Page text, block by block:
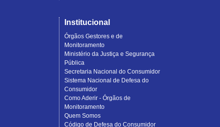
Institucional
Órgãos Gestores e de
Monitoramento
Ministério da Justiça e Segurança
Pública
Secretaria Nacional do Consumidor
Sistema Nacional de Defesa do
Consumidor
Como Aderir - Órgãos de
Monitoramento
Quem Somos
Código de Defesa do Consumidor